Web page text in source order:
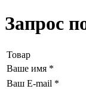
Запрос
Товар
Ваше имя *
Ваш E-mail *